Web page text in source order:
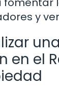
y
una
en el